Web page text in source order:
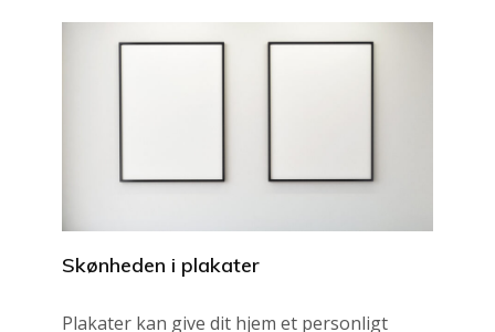
Skønheden i plakater
Plakater kan give dit hjem et personligt